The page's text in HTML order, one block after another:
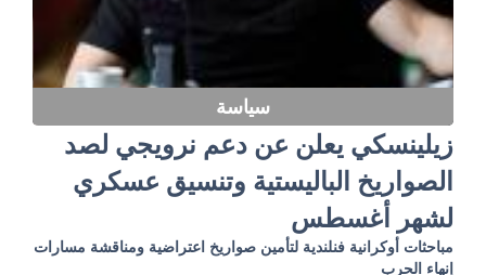
سياسة
زيلينسكي يعلن عن دعم نرويجي لصد
الصواريخ الباليستية وتنسيق عسكري
لشهر أغسطس
مباحثات أوكرانية فنلندية لتأمين صواريخ اعتراضية ومناقشة مسارات
إنهاء الحرب